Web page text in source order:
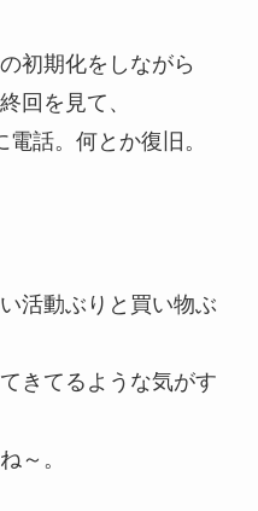
期化をしながら
を見て、
。何とか復旧。
活動ぶりと買い物ぶ
きてるような気がす
～。